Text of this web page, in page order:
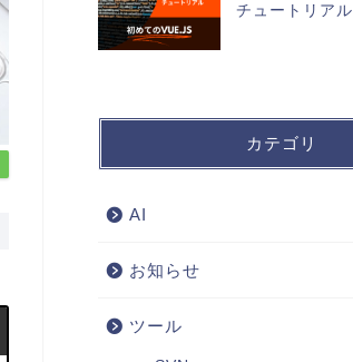
チュートリアル
カテゴリ
AI
お知らせ
ツール